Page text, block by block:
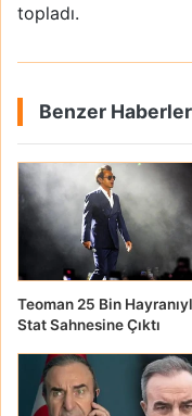
topladı.
Benzer Haberler
Teoman 25 Bin
Stat Sahnesine Çıktı